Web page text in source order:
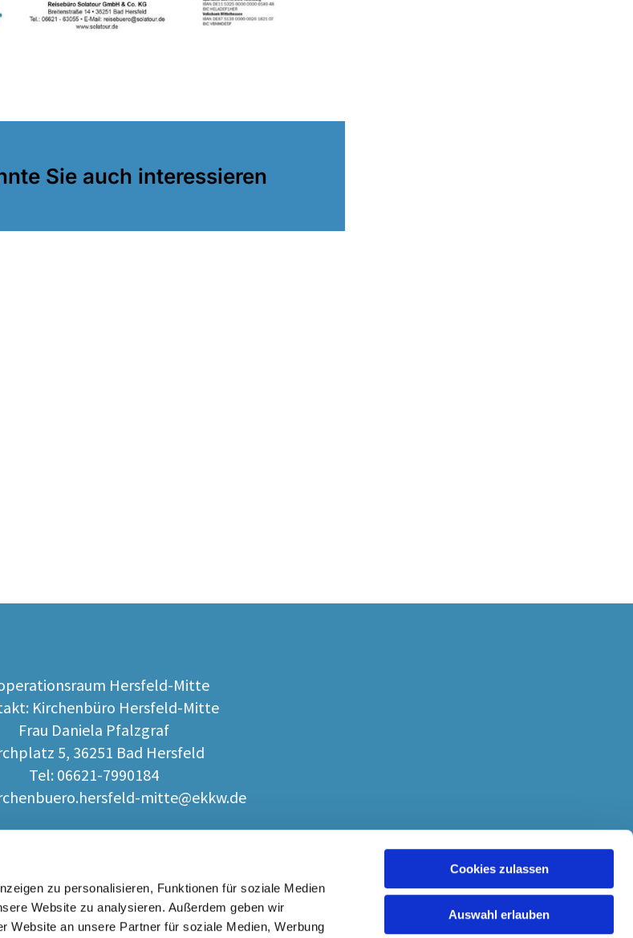
zu personalisieren, Funktionen für soziale Medien
Website zu analysieren. Außerdem geben wir
Website an unsere Partner für soziale Medien, Werbung
Cookies zulassen
Auswahl erlauben
Sie auch interessieren
Hersfeld-Mitte
Kirchenbüro Hersfeld-Mitte
Frau Daniela Pfalzgraf
5, 36251 Bad Hersfeld
Tel: 06621-7990184
mitte@ekkw.de